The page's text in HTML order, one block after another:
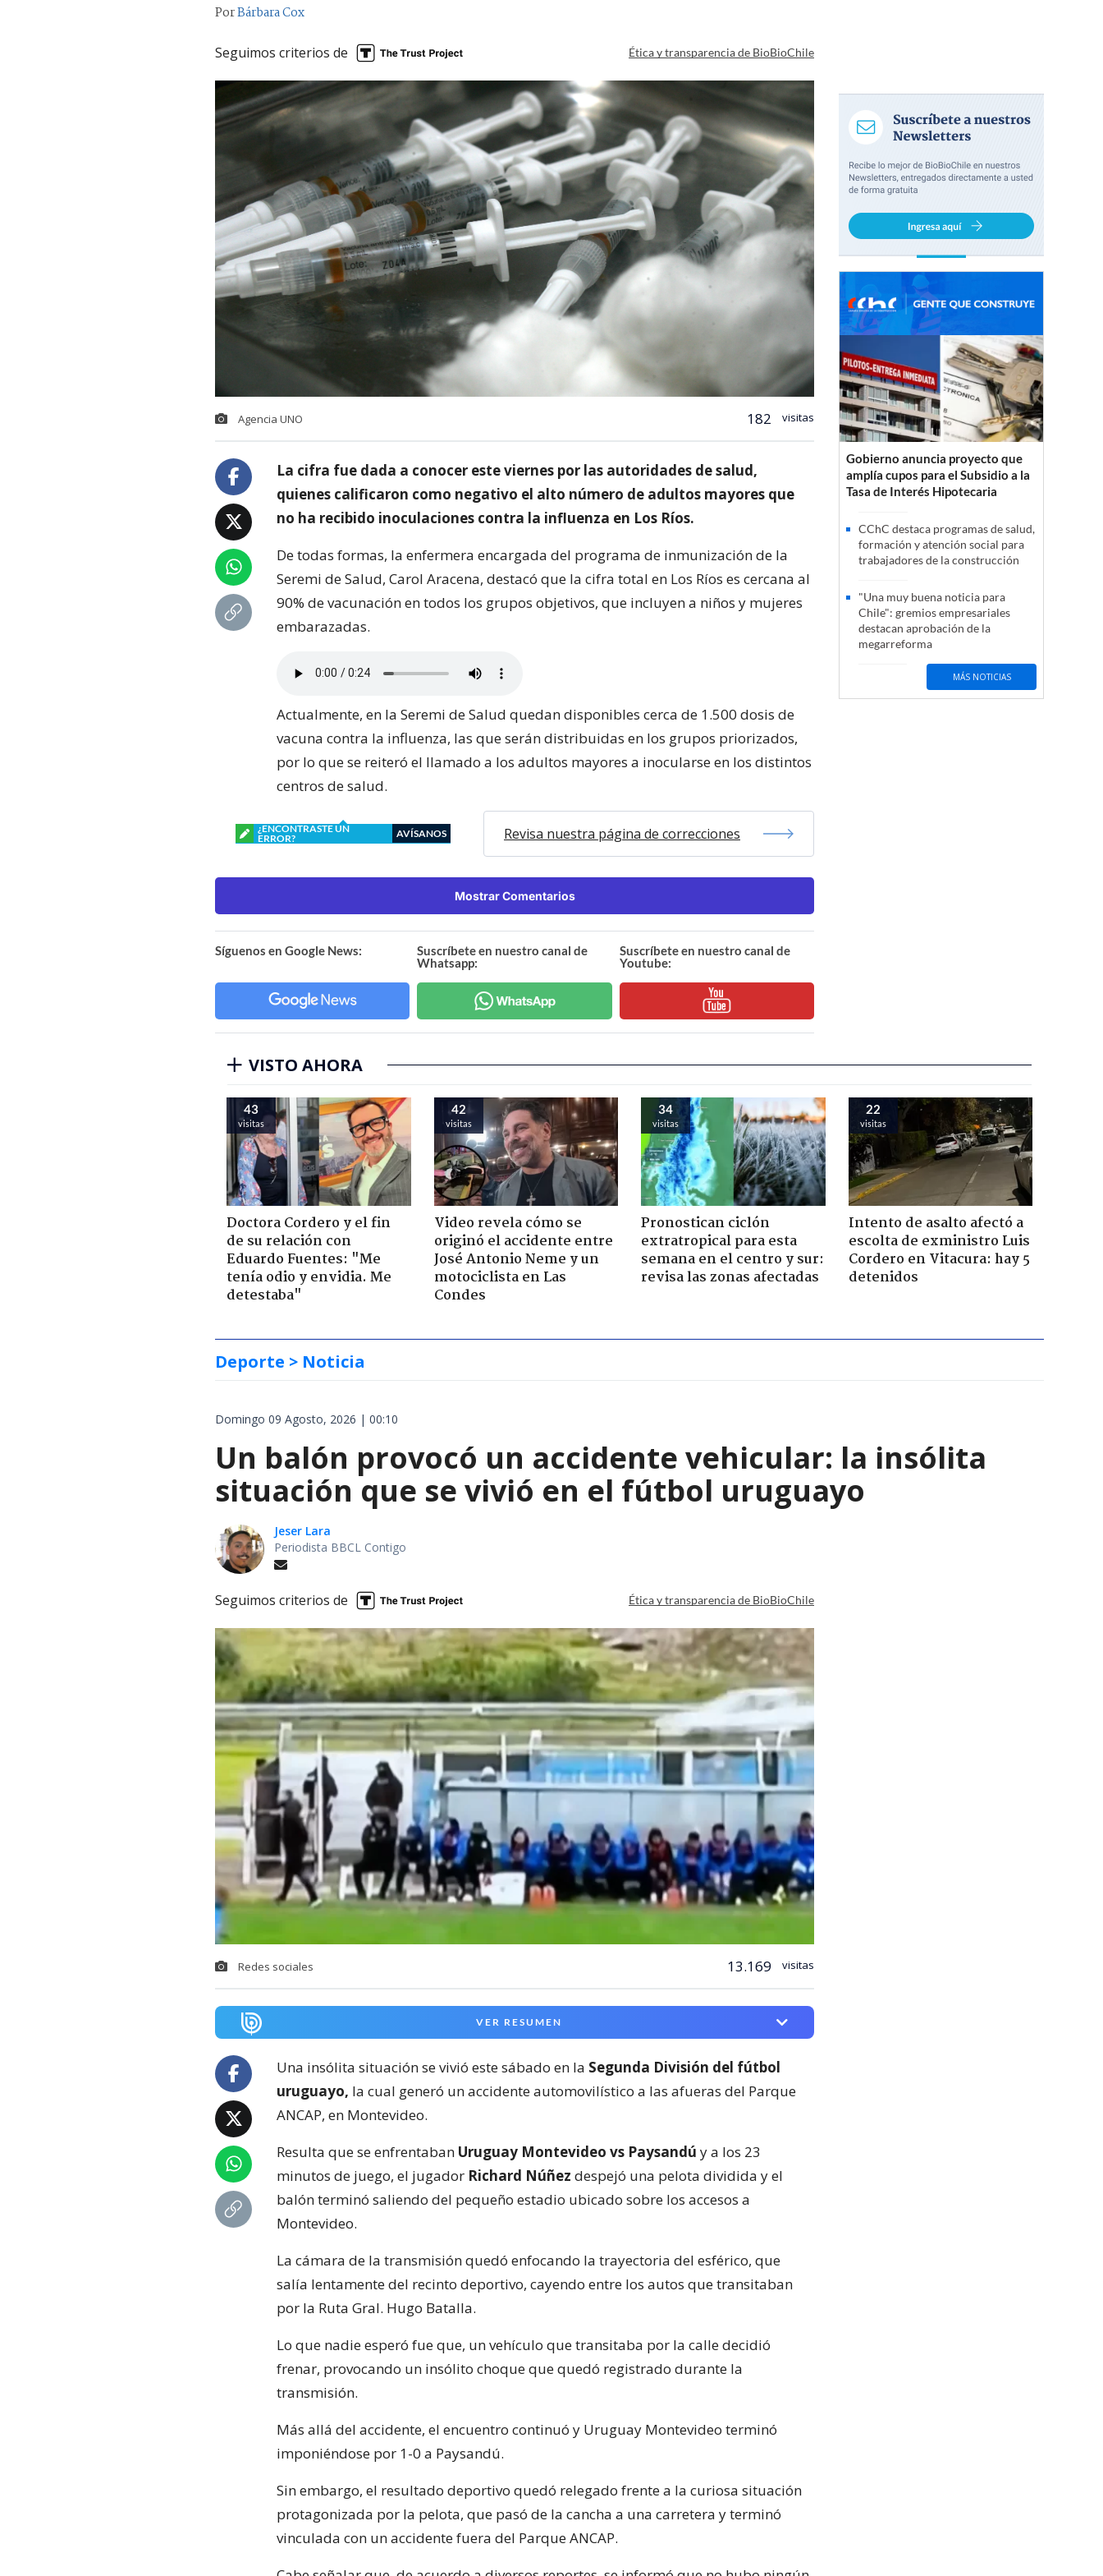
PorBárbara Cox
Seguimos criterios de Ética y transparencia de BioBioChile
Agencia UNO 182 visitas
La cifra fue dada a conocer este viernes por las autoridades de salud,
quienes calificaron como negativo el alto número de adultos mayores que
no ha recibido inoculaciones contra la influenza en Los Ríos.
De todas formas, la enfermera encargada del programa de inmunización de la
Seremi de Salud, Carol Aracena, destacó que la cifra total en Los Ríos es cercana al
90% de vacunación en todos los grupos objetivos, que incluyen a niños y mujeres
embarazadas.
Actualmente, en la Seremi de Salud quedan disponibles cerca de 1.500 dosis de
vacuna contra la influenza, las que serán distribuidas en los grupos priorizados,
por lo que se reiteró el llamado a los adultos mayores a inocularse en los distintos
centros de salud.
¿ENCONTRASTE UN
ERROR?
AVÍSANOS Revisa nuestra página de correcciones
Mostrar Comentarios
Síguenos en Google News:
Suscríbete en nuestro canal de
Whatsapp:
Suscríbete en nuestro canal de
Youtube:
Gobierno anuncia proyecto que
amplía cupos para el Subsidio a la
Tasa de Interés Hipotecaria
CChC destaca programas de salud,
formación y atención social para
trabajadores de la construcción
"Una muy buena noticia para
Chile": gremios empresariales
destacan aprobación de la
megarreforma
MÁS NOTICIAS
VISTO AHORA
43
visitas
Doctora Cordero y el fin
de su relación con
Eduardo Fuentes: "Me
tenía odio y envidia. Me
detestaba"
42
visitas
Video revela cómo se
originó el accidente entre
José Antonio Neme y un
motociclista en Las
Condes
34
visitas
Pronostican ciclón
extratropical para esta
semana en el centro y sur:
revisa las zonas afectadas
22
visitas
Intento de asalto afectó a
escolta de exministro Luis
Cordero en Vitacura: hay 5
detenidos
Deporte > Noticia
Domingo 09 Agosto, 2026 | 00:10
Un balón provocó un accidente vehicular: la insólita
situación que se vivió en el fútbol uruguayo
Jeser Lara
Periodista BBCL Contigo
Seguimos criterios de Ética y transparencia de BioBioChile
Redes sociales 13.169 visitas
VER RESUMEN
Una insólita situación se vivió este sábado en la Segunda División del fútbol
uruguayo, la cual generó un accidente automovilístico a las afueras del Parque
ANCAP, en Montevideo.
Resulta que se enfrentaban Uruguay Montevideo vs Paysandú y a los 23
minutos de juego, el jugador Richard Núñez despejó una pelota dividida y el
balón terminó saliendo del pequeño estadio ubicado sobre los accesos a
Montevideo.
La cámara de la transmisión quedó enfocando la trayectoria del esférico, que
salía lentamente del recinto deportivo, cayendo entre los autos que transitaban
por la Ruta Gral. Hugo Batalla.
Lo que nadie esperó fue que, un vehículo que transitaba por la calle decidió
frenar, provocando un insólito choque que quedó registrado durante la
transmisión.
Más allá del accidente, el encuentro continuó y Uruguay Montevideo terminó
imponiéndose por 1-0 a Paysandú.
Sin embargo, el resultado deportivo quedó relegado frente a la curiosa situación
protagonizada por la pelota, que pasó de la cancha a una carretera y terminó
vinculada con un accidente fuera del Parque ANCAP.